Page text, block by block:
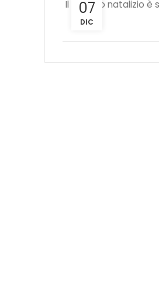
07
DIC
Il periodo natalizio è